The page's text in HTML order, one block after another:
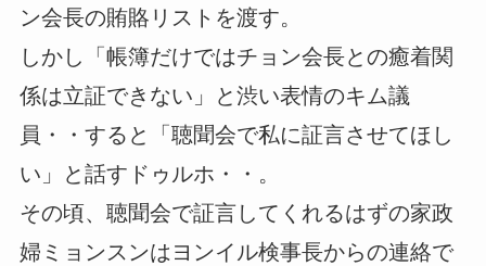
ン会長の賄賂リストを渡す。
しかし「帳簿だけではチョン会長との癒着関
係は立証できない」と渋い表情のキム議
員・・すると「聴聞会で私に証言させてほし
い」と話すドゥルホ・・。
その頃、聴聞会で証言してくれるはずの家政
婦ミョンスンはヨンイル検事長からの連絡で